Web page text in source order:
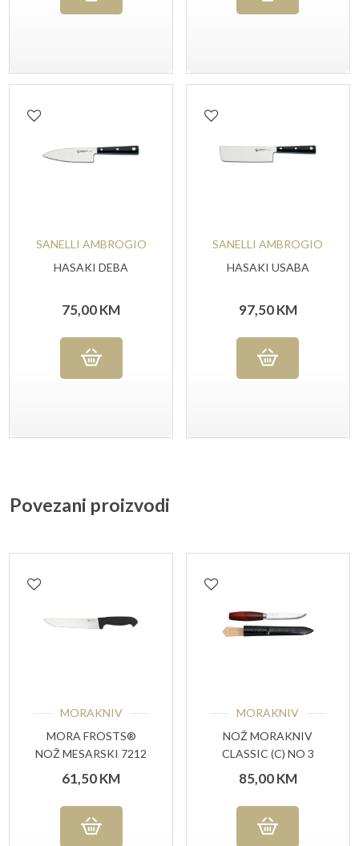
SANELLI AMBROGIO
HASAKI DEBA
75,00KM
SANELLI AMBROGIO
HASAKI USABA
97,50KM
Povezani proizvodi
MORAKNIV
MORA FROSTS®
NOŽ MESARSKI 7212
UG
61,50KM
MORAKNIV
NOŽ MORAKNIV
CLASSIC (C) NO 3
85,00KM